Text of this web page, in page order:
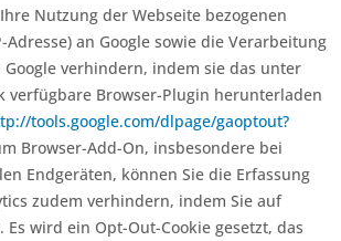
Nutzung der Webseite bezogenen
an Google sowie die Verarbeitung
verhindern, indem sie das unter
verfügbare Browser-Plugin herunterladen
tools.google.com/dlpage/gaoptout?
Browser-Add-On, insbesondere bei
Endgeräten, können Sie die Erfassung
zudem verhindern, indem Sie auf
Es wird ein Opt-Out-Cookie gesetzt, das